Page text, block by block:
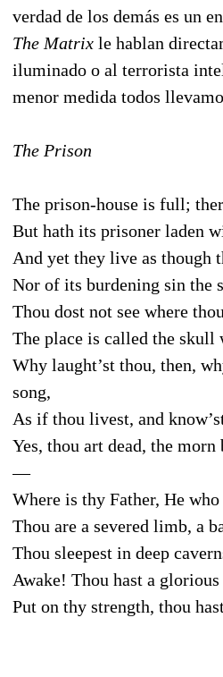
verdad de los demás es un
The Matrix le hablan
iluminado o al terrorista
menor medida todos
The Prison
The prison-house is full;
But hath its prisoner laden
And yet they live as though
Nor of its burdening sin the
Thou dost not see where
The place is called the skull
Why laught’st thou, then,
song,
As if thou livest, and
Yes, thou art dead, the morn
—
Where is thy Father, He
Thou are a severed limb, a
Thou sleepest in deep
Awake! Thou hast a
Put on thy strength, thou